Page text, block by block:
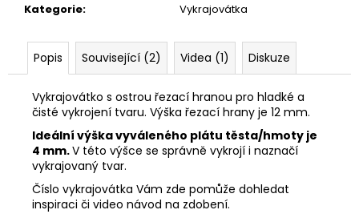
Kategorie: Vykrajovátka
Popis Související (2) Videa (1) Diskuze
Vykrajovátko s ostrou řezací hranou pro hladké a
čisté vykrojení tvaru. Výška řezací hrany je 12 mm.
Ideální výška vyváleného plátu těsta/hmoty je
4 mm.V této výšce se správně vykrojí i naznačí
vykrajovaný tvar.
Číslo vykrajovátka Vám zde pomůže dohledat
inspiraci či video návod na zdobení.
VYKRAJOVÁTKA
ZVÍŘÁTKA
#1988
25
Kč